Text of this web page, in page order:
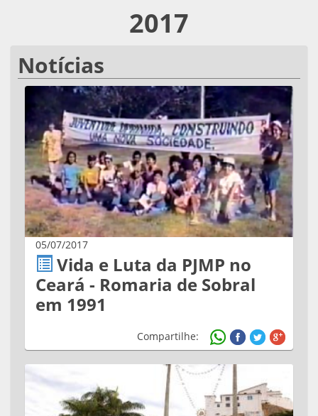
2017
Notícias
05/07/2017
Vida e Luta da PJMP no
Ceará - Romaria de Sobral
em 1991
Compartilhe: